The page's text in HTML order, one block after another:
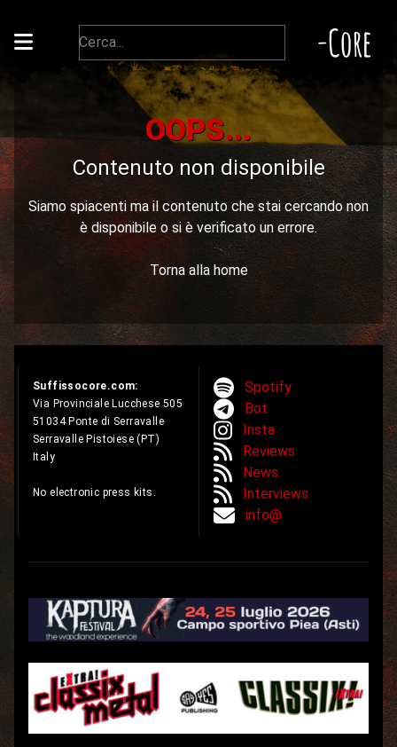
-Core
OOPS...
Contenuto non disponibile
Siamo spiacenti ma il contenuto che stai cercando non
è disponibile o si è verificato un errore.
Torna alla home
Suffissocore.com:
Via Provinciale Lucchese 505
51034 Ponte di Serravalle
Serravalle Pistoiese (PT)
Italy
No electronic press kits.
Spotify
Bot
Insta
Reviews
News
Interviews
info@